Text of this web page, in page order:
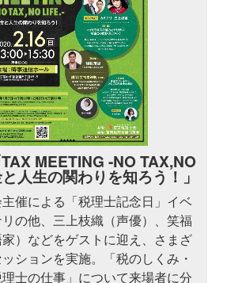
MEETING -NO TAX,NO
人生の関わりを知ろう！」
催による「税理士記念日」イベ
の他、三上枝織（声優）、笑福
）などをゲストに迎え、さまざ
ションを実施。「税のしくみ・
士の仕事」について来場者に分